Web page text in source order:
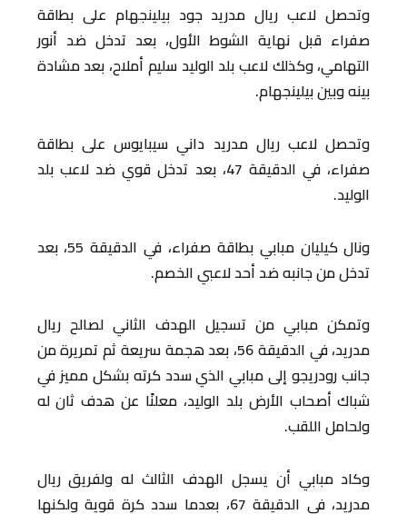
وتحصل لاعب ريال مدريد جود بيلينجهام على بطاقة
صفراء قبل نهاية الشوط الأول، بعد تدخل ضد أنور
التهامي، وكذلك لاعب بلد الوليد سليم أملاح، بعد مشادة
بينه وبين بيلينجهام.
وتحصل لاعب ريال مدريد داني سيبايوس على بطاقة
صفراء، في الدقيقة 47، بعد تدخل قوي ضد لاعب بلد
الوليد.
ونال كيليان مبابي بطاقة صفراء، في الدقيقة 55، بعد
تدخل من جانبه ضد أحد لاعبي الخصم.
وتمكن مبابي من تسجيل الهدف الثاني لصالح ريال
مدريد، في الدقيقة 56، بعد هجمة سريعة ثم تمريرة من
جانب رودريجو إلى مبابي الذي سدد كرته بشكل مميز في
شباك أصحاب الأرض بلد الوليد، معلنًا عن هدف ثان له
ولحامل اللقب.
وكاد مبابي أن يسجل الهدف الثالث له ولفريق ريال
مدريد، في الدقيقة 67، بعدما سدد كرة قوية ولكنها